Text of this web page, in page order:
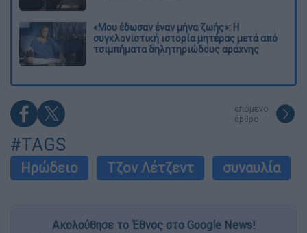
«Μου έδωσαν έναν μήνα ζωής»: Η
συγκλονιστική ιστορία μητέρας μετά από
τσιμπήματα δηλητηριώδους αράχνης
επόμενο
άρθρο
#TAGS
Ηρώδειο Τζον Λέτζεντ συναυλία
Ακολούθησε το Έθνος στο Google News!